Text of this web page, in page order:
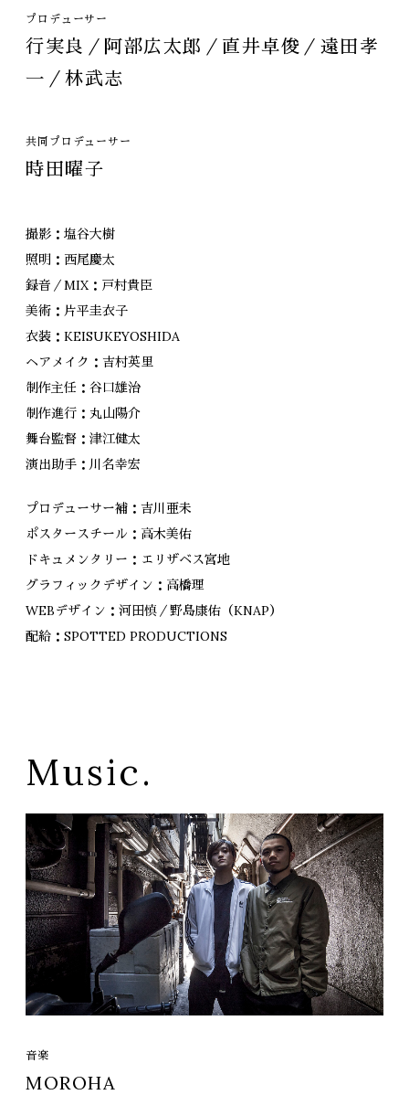
プロデューサー
行実良／阿部広太郎／直井卓俊／遠田孝
一／林武志
共同プロデューサー
時田曜子
撮影：塩谷大樹
照明：西尾慶太
録音／MIX：戸村貴臣
美術：片平圭衣子
衣装：KEISUKEYOSHIDA
ヘアメイク：吉村英里
制作主任：谷口雄治
制作進行：丸山陽介
舞台監督：津江健太
演出助手：川名幸宏
プロデューサー補：吉川亜未
ポスタースチール：高木美佑
ドキュメンタリー：エリザベス宮地
グラフィックデザイン：高橋理
WEBデザイン：河田慎／野島康佑（KNAP）
配給：SPOTTED PRODUCTIONS
Music.
音楽
MOROHA